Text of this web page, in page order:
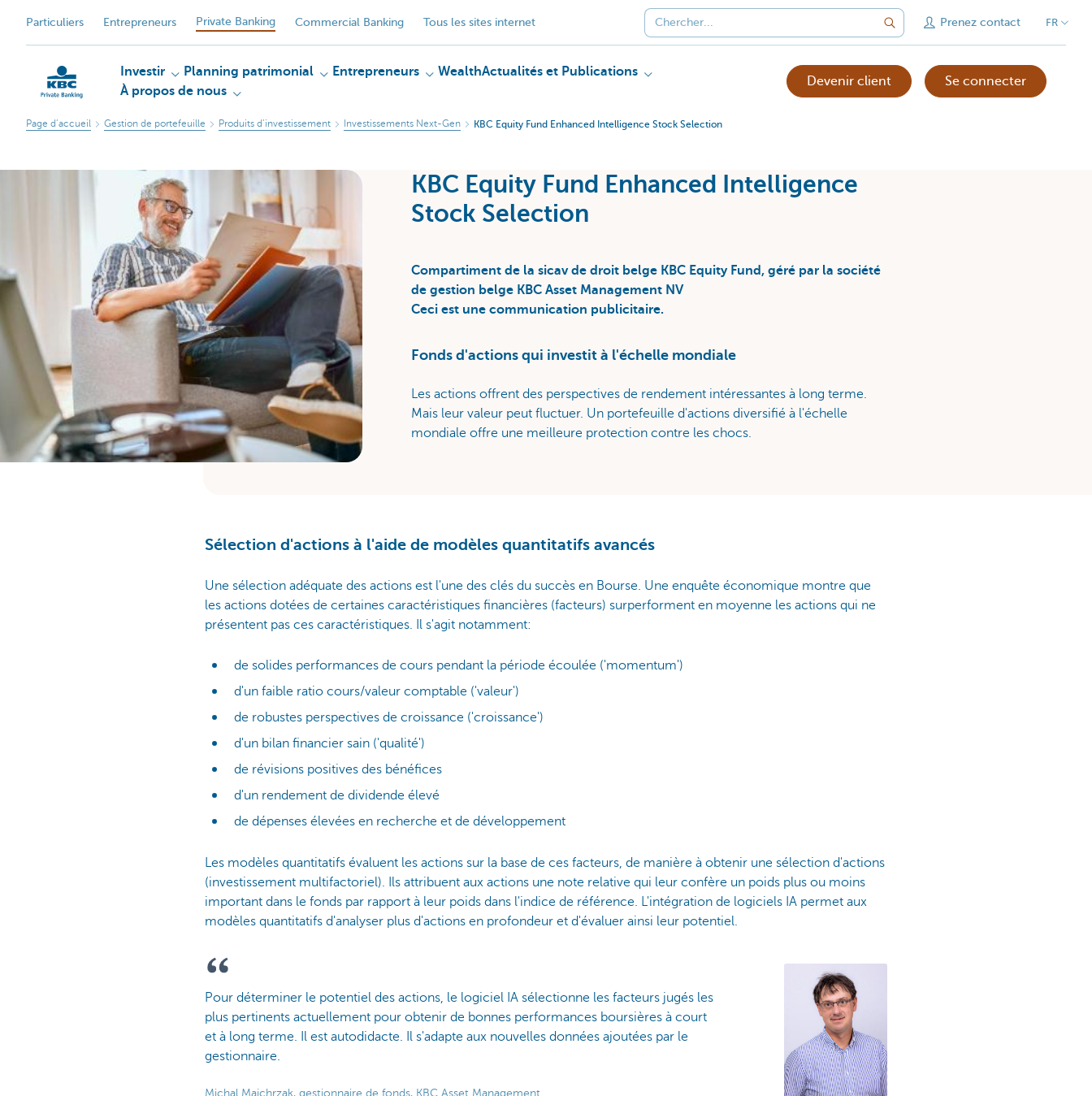
Particuliers Entrepreneurs Private Banking Commercial Banking Tous les sites internet Prenez contact FR
Particulieren
Investir Planning patrimonial Entrepreneurs WealthActualités et Publications
À propos de nous
Devenir client Se connecter
Page d’accueil Gestion de portefeuille Produits d’investissement Investissements Next-Gen KBC Equity Fund Enhanced Intelligence Stock Selection
KBC Equity Fund Enhanced Intelligence
Stock Selection
Compartiment de la sicav de droit belge KBC Equity Fund, géré par la société
de gestion belge KBC Asset Management NV
Ceci est une communication publicitaire.
Fonds d'actions qui investit à l'échelle mondiale
Les actions offrent des perspectives de rendement intéressantes à long terme.
Mais leur valeur peut fluctuer. Un portefeuille d'actions diversifié à l'échelle
mondiale offre une meilleure protection contre les chocs.
Sélection d'actions à l'aide de modèles quantitatifs avancés
Une sélection adéquate des actions est l'une des clés du succès en Bourse. Une enquête économique montre que
les actions dotées de certaines caractéristiques financières (facteurs) surperforment en moyenne les actions qui ne
présentent pas ces caractéristiques. Il s'agit notamment:
de solides performances de cours pendant la période écoulée ('momentum')
d'un faible ratio cours/valeur comptable ('valeur')
de robustes perspectives de croissance ('croissance')
d'un bilan financier sain ('qualité')
de révisions positives des bénéfices
d'un rendement de dividende élevé
de dépenses élevées en recherche et de développement
Les modèles quantitatifs évaluent les actions sur la base de ces facteurs, de manière à obtenir une sélection d'actions
(investissement multifactoriel). Ils attribuent aux actions une note relative qui leur confère un poids plus ou moins
important dans le fonds par rapport à leur poids dans l'indice de référence. L'intégration de logiciels IA permet aux
modèles quantitatifs d'analyser plus d'actions en profondeur et d'évaluer ainsi leur potentiel.
Pour déterminer le potentiel des actions, le logiciel IA sélectionne les facteurs jugés les
plus pertinents actuellement pour obtenir de bonnes performances boursières à court
et à long terme. Il est autodidacte. Il s'adapte aux nouvelles données ajoutées par le
gestionnaire.
Michal Majchrzak, gestionnaire de fonds, KBC Asset Management